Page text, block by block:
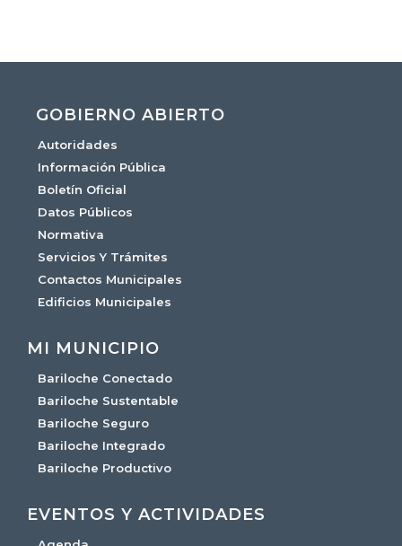
GOBIERNO ABIERTO
Autoridades
Información Pública
Boletín Oficial
Datos Públicos
Normativa
Servicios Y Trámites
Contactos Municipales
Edificios Municipales
MI MUNICIPIO
Bariloche Conectado
Bariloche Sustentable
Bariloche Seguro
Bariloche Integrado
Bariloche Productivo
EVENTOS Y ACTIVIDADES